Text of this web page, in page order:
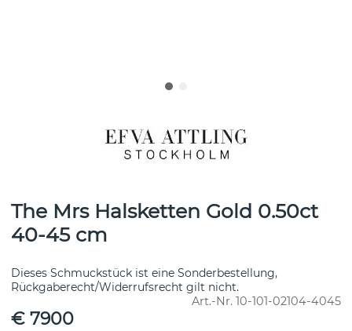
The Mrs Halsketten Gold 0.50ct
40-45 cm
Dieses Schmuckstück ist eine Sonderbestellung,
Rückgaberecht/Widerrufsrecht gilt nicht.
Art.-Nr. 10-101-02104-4045
€ 7900